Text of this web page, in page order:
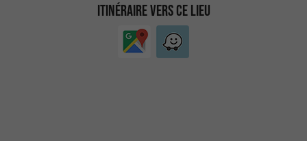
ITINÉRAIRE VERS CE LIEU